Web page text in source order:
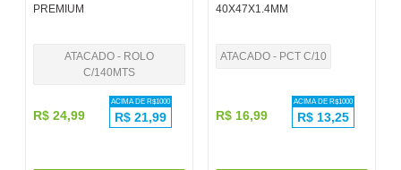
PREMIUM
ATACADO - ROLO
C/140MTS
R$ 24,99
ACIMA DE R$1000
R$ 21,99
40X47X1.4MM
ATACADO - PCT C/10
R$ 16,99
ACIMA DE R$1000
R$ 13,25
10º pasta